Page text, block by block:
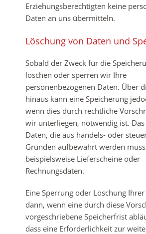
Erziehungsberechtigten keine
Daten an uns übermitteln.
Löschung von Daten und
Sobald der Zweck für die
löschen oder sperren wir Ihre
personenbezogenen Daten. Über
hinaus kann eine Speicherung
wenn dies durch rechtliche
wir unterliegen, notwendig ist.
Daten, die aus handels- oder
Gründen aufbewahrt werden
beispielsweise Lieferscheine oder
Rechnungsdaten.
Eine Sperrung oder Löschung
dann, wenn eine durch diese
vorgeschriebene Speicherfrist
dass eine Erforderlichkeit zur